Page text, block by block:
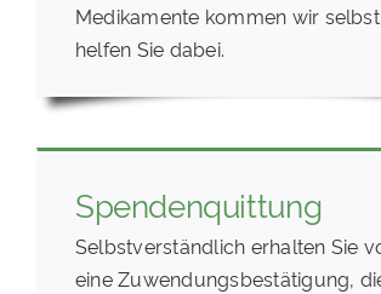
Medikamente kommen wir
helfen Sie dabei.
Spendenquittung
Selbstverständlich erhalten Sie
eine Zuwendungsbestätigung,